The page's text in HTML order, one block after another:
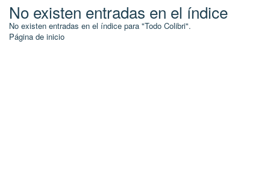
No existen entradas en el índice
No existen entradas en el índice para "Todo Colibri".
Página de inicio